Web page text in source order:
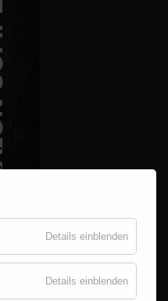
Details einblenden
Details einblenden